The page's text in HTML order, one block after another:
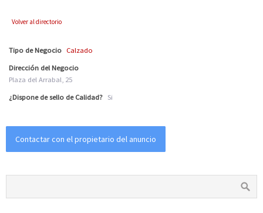
Volver al directorio
Tipo de Negocio Calzado
Dirección del Negocio
Plaza del Arrabal, 25
¿Dispone de sello de Calidad? Si
Contactar con el propietario del anuncio